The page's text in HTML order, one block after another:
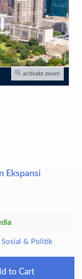
activate zoom
Ekspansi
Sosial & Politik
to Cart